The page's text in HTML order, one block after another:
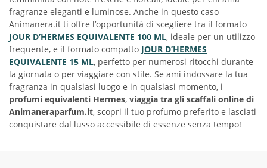
fragranze eleganti e luminose. Anche in questo caso
Animanera.it ti offre l’opportunità di scegliere tra il formato
JOUR D’HERMES EQUIVALENTE 100 ML, ideale per un utilizzo
frequente, e il formato compatto JOUR D’HERMES
EQUIVALENTE 15 ML, perfetto per numerosi ritocchi durante
la giornata o per viaggiare con stile. Se ami indossare la tua
fragranza in qualsiasi luogo e in qualsiasi momento, i
profumi equivalenti Hermes, viaggia tra gli scaffali online di
Animaneraparfum.it, scopri il tuo profumo preferito e lasciati
conquistare dal lusso accessibile di essenze senza tempo!